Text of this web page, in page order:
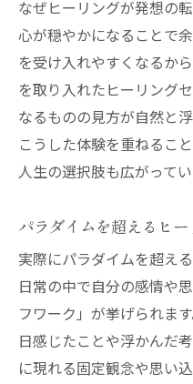
なぜヒーリングが発想の
心が穏やかになることで
を受け入れやすくなるか
を取り入れたヒーリング
なるものの見方が自然と
こうした体験を重ねるこ
人生の選択肢も広がってい
パラダイムを超えるヒ
実際にパラダイムを超え
日常の中で自分の感情や
フワーク」が挙げられま
日感じたことや浮かんだ
に現れる固定観念や思い